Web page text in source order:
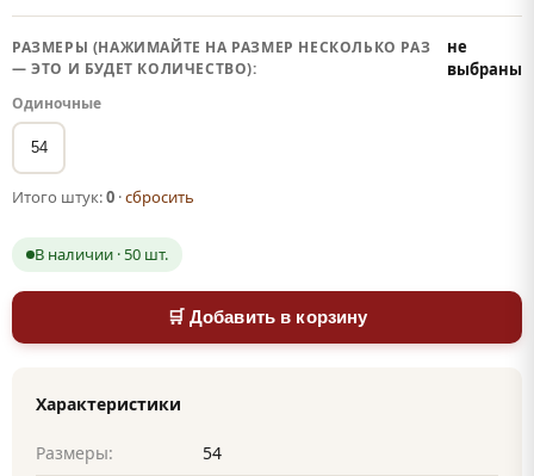
РАЗМЕРЫ (НАЖИМАЙТЕ НА РАЗМЕР НЕСКОЛЬКО РАЗ
— ЭТО И БУДЕТ КОЛИЧЕСТВО):
не
выбраны
Одиночные
54
Итого штук:0 ·сбросить
В наличии · 50 шт.
🛒 Добавить в корзину
Характеристики
Размеры:
54